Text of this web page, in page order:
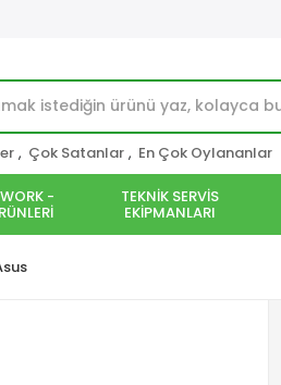
, Çok Satanlar , En Çok Oylananlar
- TEKNİK SERVİS
EKİPMANLARI